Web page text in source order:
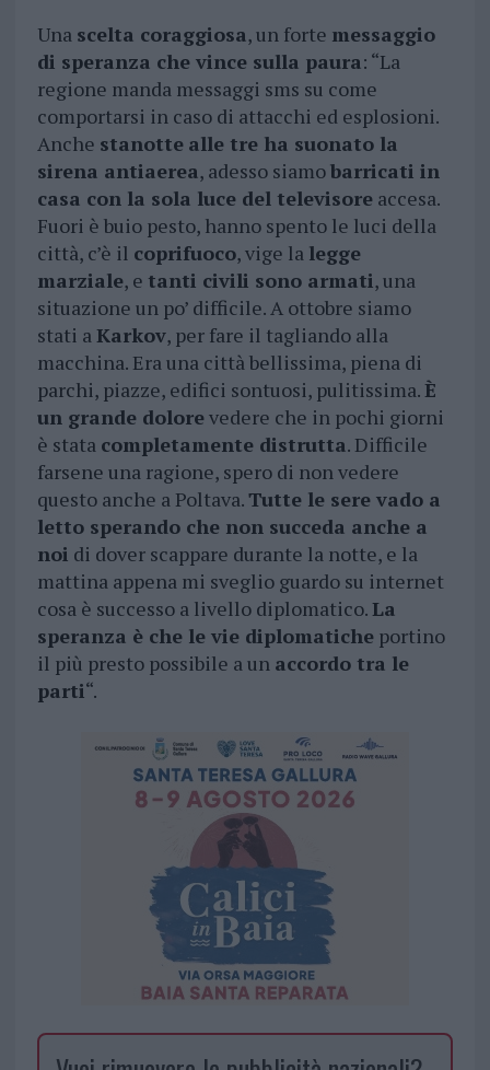
Una scelta coraggiosa, un forte messaggio
di speranza che vince sulla paura: “La
regione manda messaggi sms su come
comportarsi in caso di attacchi ed esplosioni.
Anche stanotte alle tre ha suonato la
sirena antiaerea, adesso siamobarricati in
casa con la sola luce del televisoreaccesa.
Fuori è buio pesto, hanno spento le luci della
città, c’è il coprifuoco, vige la legge
marziale, e tanti civili sono armati, una
situazione un po’ difficile. A ottobre siamo
stati aKarkov, per fare il tagliando alla
macchina. Era una città bellissima, piena di
parchi, piazze, edifici sontuosi, pulitissima.È
un grande dolorevedere che in pochi giorni
è stata completamente distrutta. Difficile
farsene una ragione, spero di non vedere
questo anche a Poltava.Tutte le sere vado a
letto sperando che non succeda anche a
noi di dover scappare durante la notte, e la
mattina appena mi sveglio guardo su internet
cosa è successo a livello diplomatico.La
speranza è che le vie diplomaticheportino
il più presto possibile a un accordo tra le
parti“.